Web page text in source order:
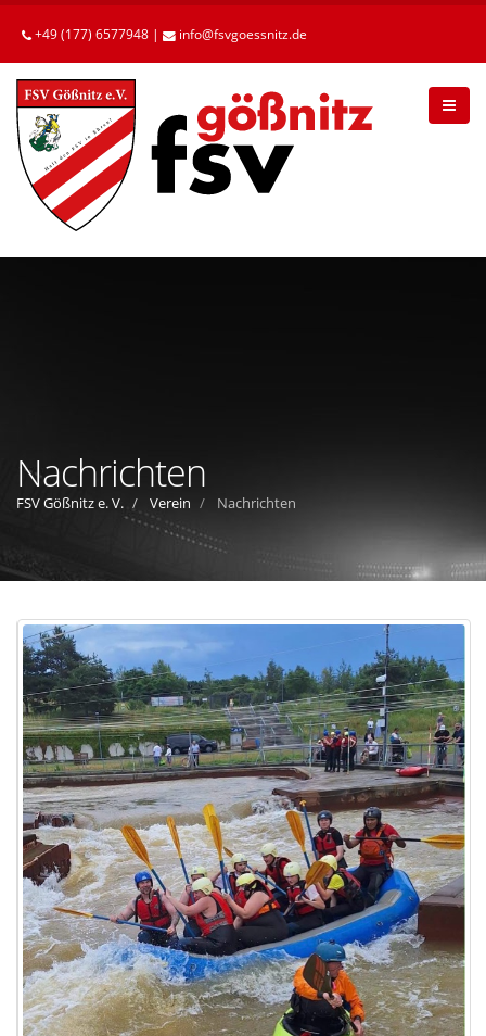
Betätigen
die
Enter-
Taste,
um
zum
Hauptinhalt
gelangen.
+49 (177) 6577948 | info fsvgoessnitz de
Nachrichten
FSV Gößnitz e. V. Verein Nachrichten